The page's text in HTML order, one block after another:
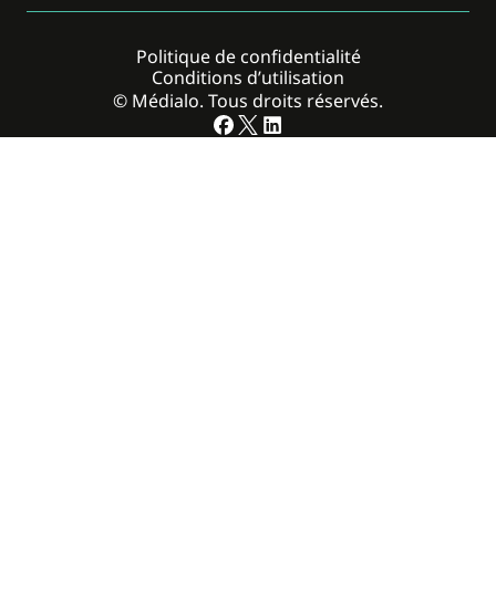
© Médialo. Tous droits réservés.
Politique de confidentialité
Conditions d’utilisation